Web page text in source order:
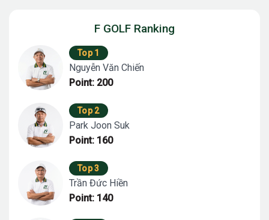
F GOLF Ranking
Top 1
Nguyễn Văn Chiến
Point: 200
Top 2
Park Joon Suk
Point: 160
Top 3
Trần Đức Hiền
Point: 140